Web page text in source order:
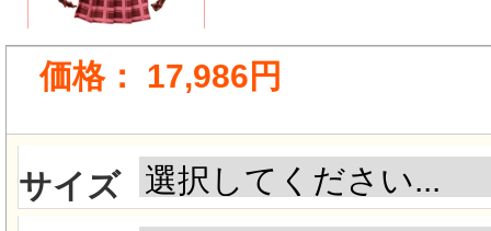
価格： 17,986円
サイズ